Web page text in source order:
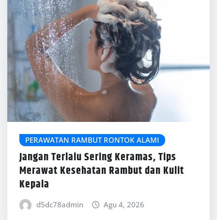
PERAWATAN RAMBUT RONTOK ALAMI
Jangan Terlalu Sering Keramas, Tips
Merawat Kesehatan Rambut dan Kulit
Kepala
d5dc78admin Agu 4, 2026